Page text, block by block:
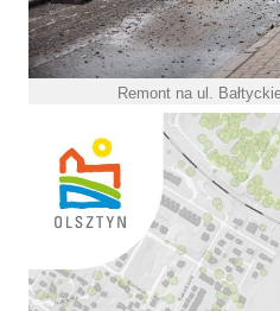
Remont na ul.